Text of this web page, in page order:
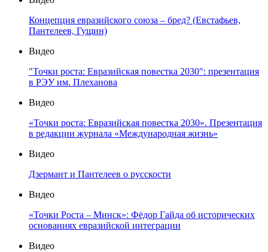
Концепция евразийского союза – бред? (Евстафьев,
Пантелеев, Гущин)
Видео
"Точки роста: Евразийская повестка 2030": презентация
в РЭУ им. Плеханова
Видео
«Точки роста: Евразийская повестка 2030». Презентация
в редакции журнала «Международная жизнь»
Видео
Дзермант и Пантелеев о русскости
Видео
«Точки Роста – Минск»: Фёдор Гайда об исторических
основаниях евразийской интеграции
Видео